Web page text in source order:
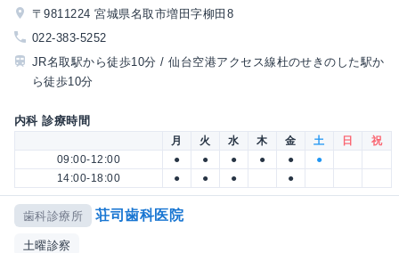
〒9811224 宮城県名取市増田字柳田8
022-383-5252
JR名取駅から徒歩10分 / 仙台空港アクセス線杜のせきのした駅か
ら徒歩10分
内科 診療時間
月 火 水 木 金 土 日
祝
09:00-12:00
● ● ● ● ●
●
14:00-18:00
● ● ● ●
歯科診療所 荘司歯科医院
土曜診察